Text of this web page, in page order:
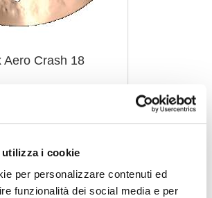
i cookie
per personalizzare contenuti ed
funzionalità dei social media e per
Aero Crash 18